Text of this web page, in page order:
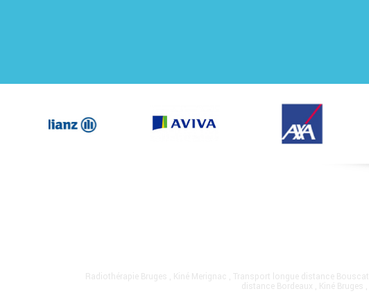
Radiothérapie Bruges Kiné Merignac Transport longue distance Bouscat
distance Bordeaux
Kiné Bruges